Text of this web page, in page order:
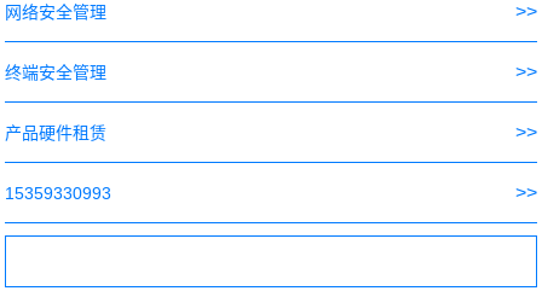
网络安全管理 >>
终端安全管理 >>
产品硬件租赁 >>
15359330993 >>